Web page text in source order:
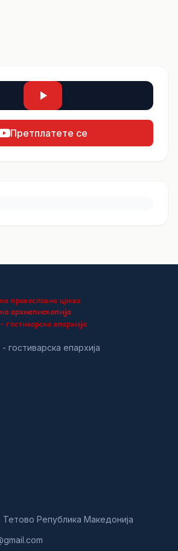
Претплатете се
епархија
Република Македонија